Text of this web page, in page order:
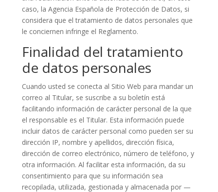
caso, la Agencia Española de Protección de Datos, si
considera que el tratamiento de datos personales que
le conciernen infringe el Reglamento.
Finalidad del tratamiento
de datos personales
Cuando usted se conecta al Sitio Web para mandar un
correo al Titular, se suscribe a su boletín está
facilitando información de carácter personal de la que
el responsable es el Titular. Esta información puede
incluir datos de carácter personal como pueden ser su
dirección IP, nombre y apellidos, dirección física,
dirección de correo electrónico, número de teléfono, y
otra información. Al facilitar esta información, da su
consentimiento para que su información sea
recopilada, utilizada, gestionada y almacenada por —